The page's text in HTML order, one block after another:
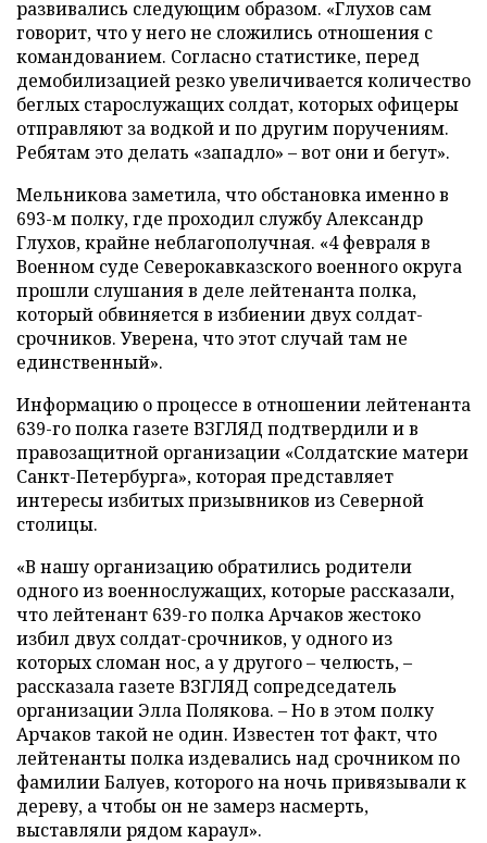
развивались следующим образом. «Глухов сам
говорит, что у него не сложились отношения с
командованием. Согласно статистике, перед
демобилизацией резко увеличивается количество
беглых старослужащих солдат, которых офицеры
отправляют за водкой и по другим поручениям.
Ребятам это делать «западло» – вот они и бегут».
Мельникова заметила, что обстановка именно в
693-м полку, где проходил службу Александр
Глухов, крайне неблагополучная. «4 февраля в
Военном суде Северокавказского военного округа
прошли слушания в деле лейтенанта полка,
который обвиняется в избиении двух солдат-
срочников. Уверена, что этот случай там не
единственный».
Информацию о процессе в отношении лейтенанта
639-го полка газете ВЗГЛЯД подтвердили и в
правозащитной организации «Солдатские матери
Санкт-Петербурга», которая представляет
интересы избитых призывников из Северной
столицы.
«В нашу организацию обратились родители
одного из военнослужащих, которые рассказали,
что лейтенант 639-го полка Арчаков жестоко
избил двух солдат-срочников, у одного из
которых сломан нос, а у другого – челюсть, –
рассказала газете ВЗГЛЯД сопредседатель
организации Элла Полякова. – Но в этом полку
Арчаков такой не один. Известен тот факт, что
лейтенанты полка издевались над срочником по
фамилии Балуев, которого на ночь привязывали к
дереву, а чтобы он не замерз насмерть,
выставляли рядом караул».